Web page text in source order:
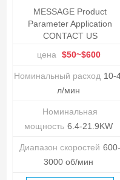
MESSAGE Product
Parameter Application
CONTACT US
цена
$50~$600
Номинальный расход 10-
л/мин
Номинальная
мощность 6.4-21.9KW
Диапазон скоростей 600-
3000 об/мин